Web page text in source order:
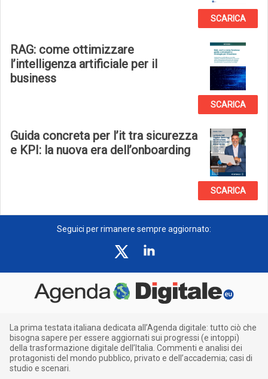
SCARICA
RAG: come ottimizzare
l’intelligenza artificiale per il
business
SCARICA
Guida concreta per l’it tra sicurezza
e KPI: la nuova era dell’onboarding
SCARICA
Seguici per rimanere sempre aggiornato:
La prima testata italiana dedicata all’Agenda digitale: tutto ciò che
bisogna sapere per essere aggiornati sui progressi (e intoppi)
della trasformazione digitale dell’Italia. Commenti e analisi dei
protagonisti del mondo pubblico, privato e dell’accademia; casi di
studio e scenari.